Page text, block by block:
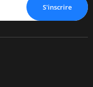
S'inscrire